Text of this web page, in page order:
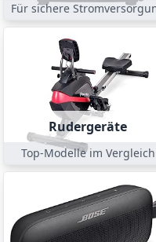
Für sichere
Rudergeräte
Top-Modelle im Vergleich